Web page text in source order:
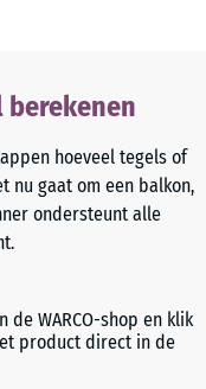
berekenen
hoeveel tegels of
nu gaat om een balkon,
ondersteunt alle
WARCO-shop en klik
product direct in de